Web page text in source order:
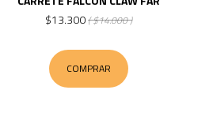
$13.300( $14.000 )
COMPRAR